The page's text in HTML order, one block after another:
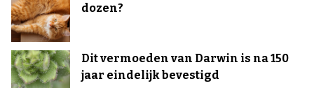
dozen?
Dit vermoeden van Darwin is na 150
jaar eindelijk bevestigd